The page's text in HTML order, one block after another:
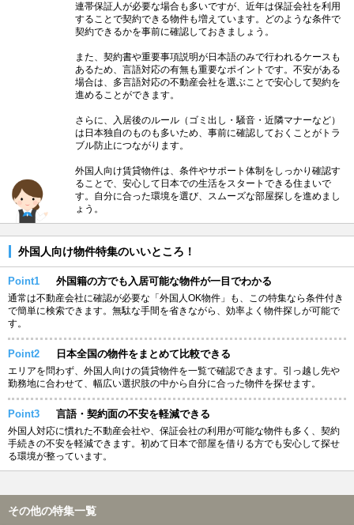
連帯保証人が必要な場合も多いですが、近年は保証会社を利用
することで契約できる物件も増えています。どのような条件で
契約できるかを事前に確認しておきましょう。
また、契約書や重要事項説明が日本語のみで行われるケースも
あるため、言語対応の有無も重要なポイントです。不安がある
場合は、多言語対応の不動産会社を選ぶことで安心して契約を
進めることができます。
さらに、入居後のルール（ゴミ出し・騒音・近隣マナーなど）
は日本独自のものも多いため、事前に確認しておくことがトラ
ブル防止につながります。
外国人向け賃貸物件は、条件やサポート体制をしっかり確認す
ることで、安心して日本での生活をスタートできる住まいで
す。自分に合った環境を選び、スムーズな部屋探しを進めまし
ょう。
外国人向け物件特集のいいところ！
Point1 外国籍の方でも入居可能な物件が一目でわかる
通常は不動産会社に確認が必要な「外国人OK物件」も、この特集なら条件付き
で簡単に検索できます。無駄な手間を省きながら、効率よく物件探しが可能で
す。
Point2 日本全国の物件をまとめて比較できる
エリアを問わず、外国人向けの賃貸物件を一覧で確認できます。引っ越し先や
勤務地に合わせて、幅広い選択肢の中から自分に合った物件を探せます。
Point3 言語・契約面の不安を軽減できる
外国人対応に慣れた不動産会社や、保証会社の利用が可能な物件も多く、契約
手続きの不安を軽減できます。初めて日本で部屋を借りる方でも安心して探せ
る環境が整っています。
その他の特集一覧